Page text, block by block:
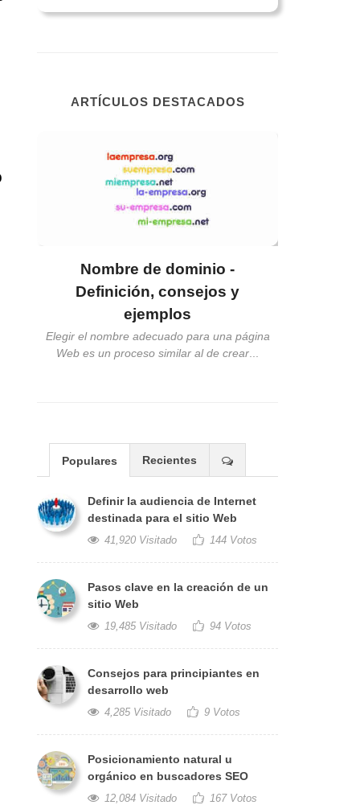
ARTÍCULOS DESTACADOS
Nombre de dominio -
Definición, consejos y
ejemplos
Elegir el nombre adecuado para una página
Web es un proceso similar al de crear
Populares Recientes
Definir la audiencia de Internet
destinada para el sitio Web
41,920 Visitado 144 Votos
Pasos clave en la creación de un
sitio Web
19,485 Visitado 94 Votos
Consejos para principiantes en
desarrollo web
4,285 Visitado 9 Votos
Posicionamiento natural u
orgánico en buscadores SEO
12,084 Visitado 167 Votos